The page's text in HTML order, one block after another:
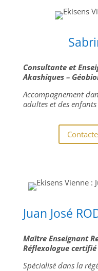
Consultante et
Akashiques –
Accompagnement
adultes et des enfants
Juan José
Maître Enseignant
Réflexologue certifié
Spécialisé dans la